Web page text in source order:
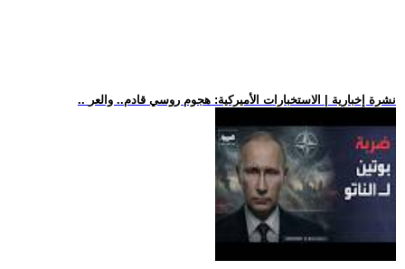
.. نشرة إخبارية | الاستخبارات الأميركية: هجوم روسي قادم.. والعر